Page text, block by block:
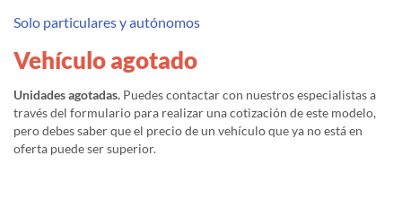
Solo particulares y autónomos
Vehículo agotado
Unidades agotadas. Puedes contactar con nuestros especialistas a
través del formulario para realizar una cotización de este modelo,
pero debes saber que el precio de un vehículo que ya no está en
oferta puede ser superior.